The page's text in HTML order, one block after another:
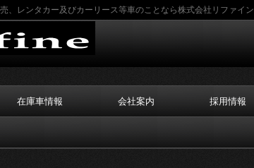
、レンタカー及びカーリース等車のことなら株式会社リファイン
在庫車情報 会社案内 採用情報